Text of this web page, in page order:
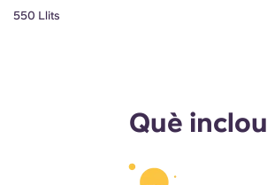
550 Llits
Què inclou